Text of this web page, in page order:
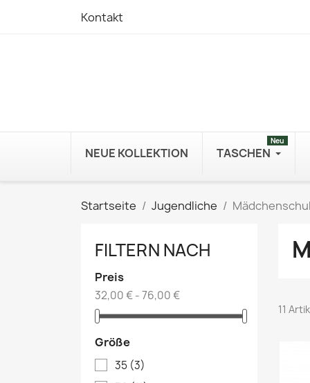
Kontakt
NEUE KOLLEKTION TASCHEN
Neu
Startseite Jugendliche
FILTERN NACH
Preis
32,00 € - 76,00 €
Größe
35 (3)
11